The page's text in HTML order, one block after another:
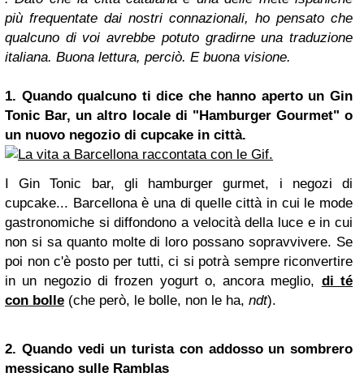
più frequentate dai nostri connazionali, ho pensato che
qualcuno di voi avrebbe potuto gradirne una traduzione
italiana. Buona lettura, perciò. E buona visione.
1. Quando qualcuno ti dice che hanno aperto un Gin
Tonic Bar, un altro locale di "Hamburger Gourmet" o
un nuovo negozio di cupcake in città.
I Gin Tonic bar, gli hamburger gurmet, i negozi di
cupcake... Barcellona è una di quelle città in cui le mode
gastronomiche si diffondono a velocità della luce e in cui
non si sa quanto molte di loro possano sopravvivere. Se
poi non c'è posto per tutti, ci si potrà sempre riconvertire
in un negozio di frozen yogurt o, ancora meglio, di té
con bolle (che però, le bolle, non le ha, ndt).
2. Quando vedi un turista con addosso un sombrero
messicano sulle Ramblas